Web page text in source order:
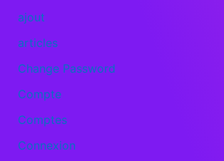
ajout
articles
Change Password
Compte
Comptes
Connexion